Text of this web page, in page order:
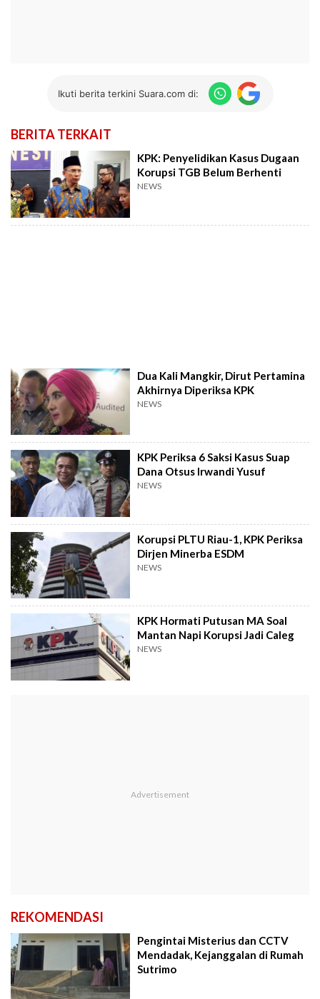
Ikuti berita terkini Suara.com di:
BERITA TERKAIT
KPK: Penyelidikan Kasus Dugaan
Korupsi TGB Belum Berhenti
NEWS
Dua Kali Mangkir, Dirut Pertamina
Akhirnya Diperiksa KPK
NEWS
KPK Periksa 6 Saksi Kasus Suap
Dana Otsus Irwandi Yusuf
NEWS
Korupsi PLTU Riau-1, KPK Periksa
Dirjen Minerba ESDM
NEWS
KPK Hormati Putusan MA Soal
Mantan Napi Korupsi Jadi Caleg
NEWS
REKOMENDASI
Pengintai Misterius dan CCTV
Mendadak, Kejanggalan di Rumah
Sutrimo